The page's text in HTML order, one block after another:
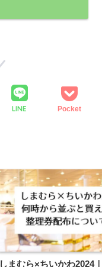
LINE Pocket
しまむら×ちいかわ2024